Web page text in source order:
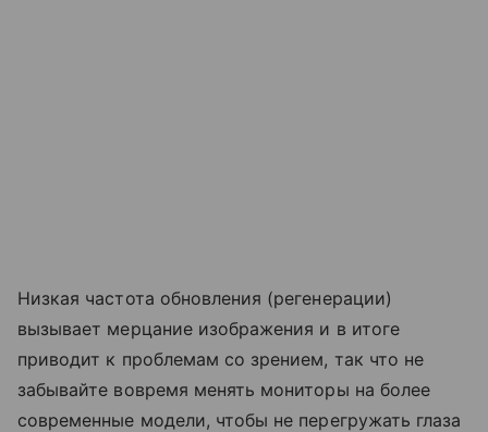
Низкая частота обновления (регенерации)
вызывает мерцание изображения и в итоге
приводит к проблемам со зрением, так что не
забывайте вовремя менять мониторы на более
современные модели, чтобы не перегружать глаза